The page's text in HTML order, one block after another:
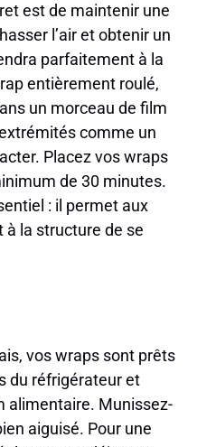
est de maintenir une
l’air et obtenir un
parfaitement à la
entièrement roulé,
un morceau de film
comme un
Placez vos wraps
de 30 minutes.
: il permet aux
à la structure de se
vos wraps sont prêts
du réfrigérateur et
alimentaire. Munissez-
aiguisé. Pour une